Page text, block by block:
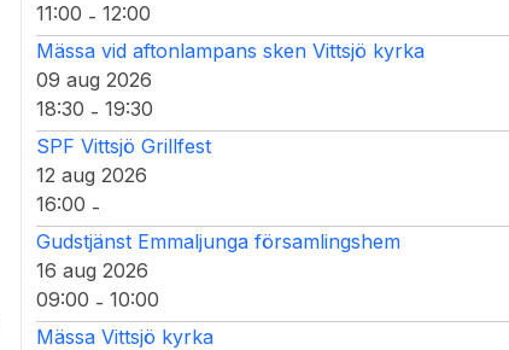
11:00 - 12:00
Mässa vid aftonlampans sken Vittsjö kyrka
09 aug 2026
18:30 - 19:30
SPF Vittsjö Grillfest
12 aug 2026
16:00 -
Gudstjänst Emmaljunga församlingshem
16 aug 2026
09:00 - 10:00
Mässa Vittsjö kyrka